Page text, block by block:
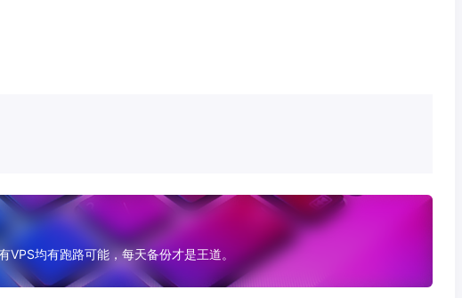
VPS均有跑路可能，每天备份才是王道。